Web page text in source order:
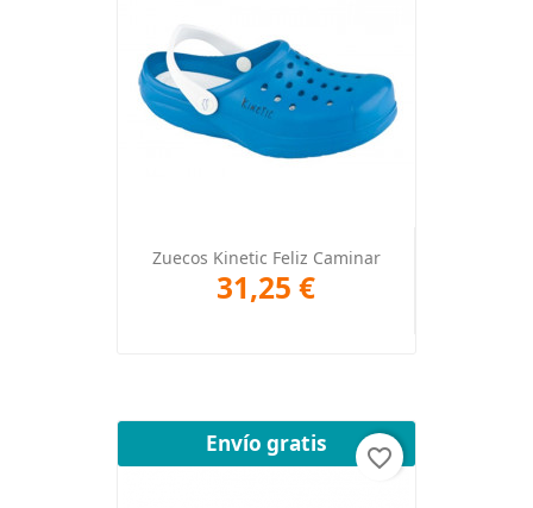
Zuecos Kinetic Feliz Caminar
31,25 €
Envío gratis
favorite_border